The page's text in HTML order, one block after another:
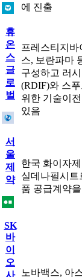
에 진출
휴
온
스
글
로
벌
프레스티지바
스, 보란파마
구성하고 러
(RDIF)와 스
위한 기술이
있음
서
울
제
약
한국 화이자
실데나필시
품 공급계약
SK
바
이
오
사
노바백스, 아